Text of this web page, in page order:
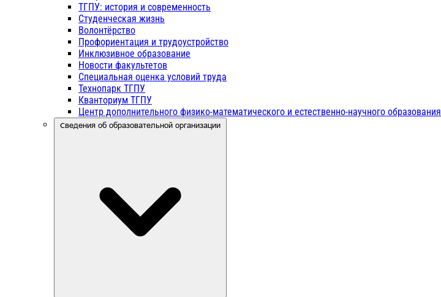
ТГПУ: история и современность
Студенческая жизнь
Волонтёрство
Профориентация и трудоустройство
Инклюзивное образование
Новости факультетов
Специальная оценка условий труда
Технопарк ТГПУ
Кванториум ТГПУ
Центр дополнительного физико-математического и естественно-научного образования
Сведения об образовательной организации